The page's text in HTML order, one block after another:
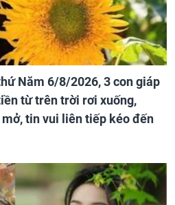
Năm 6/8/2026, 3 con giáp
từ trên trời rơi xuống,
tin vui liên tiếp kéo đến